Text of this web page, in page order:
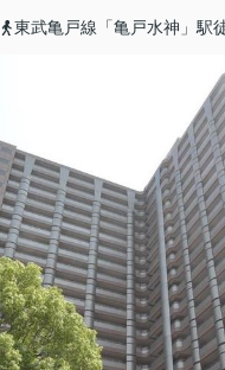
東武亀戸線「亀戸水神」駅